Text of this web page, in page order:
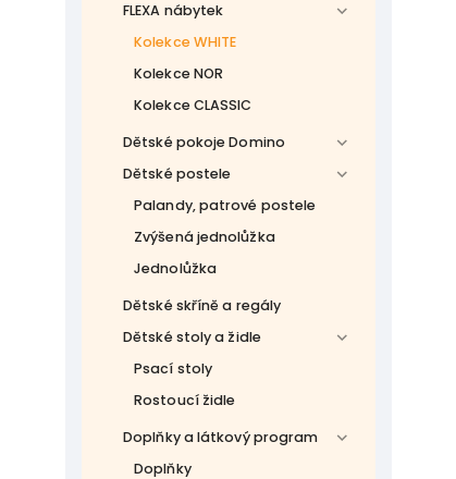
FLEXA nábytek
Kolekce WHITE
Kolekce NOR
Kolekce CLASSIC
Dětské pokoje Domino
Dětské postele
Palandy, patrové postele
Zvýšená jednolůžka
Jednolůžka
Dětské skříně a regály
Dětské stoly a židle
Psací stoly
Rostoucí židle
Doplňky a látkový program
Doplňky